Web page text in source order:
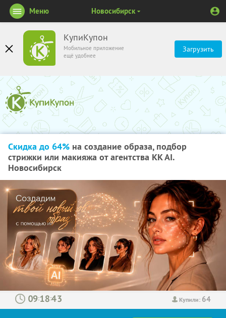
КупиКупон
Мобильное приложение
ещё удобнее
Загрузить
Меню Новосибирск
Скидка до 64% на создание образа, подбор
стрижки или макияжа от агентства KK AI.
Новосибирск
Купили: 64
: :